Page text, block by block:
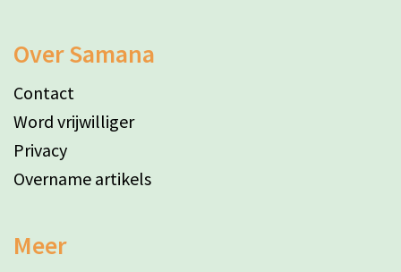
Over Samana
Contact
Word vrijwilliger
Privacy
Overname artikels
Meer